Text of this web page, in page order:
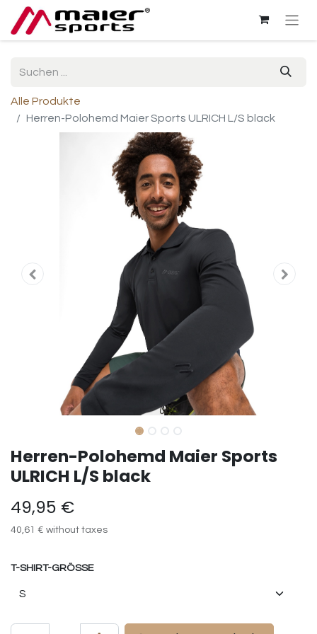
Alle Produkte
Herren-Polohemd Maier Sports ULRICH L/S black
Herren-Polohemd Maier Sports
ULRICH L/S black
49,95 €
40,61 € without taxes
T-SHIRT-GRÖSSE